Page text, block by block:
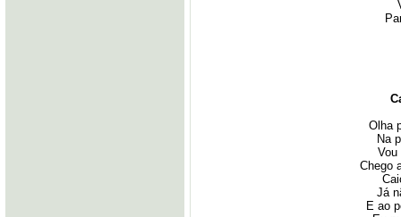
Olha
Na
Vou
Chego
Já
E ao